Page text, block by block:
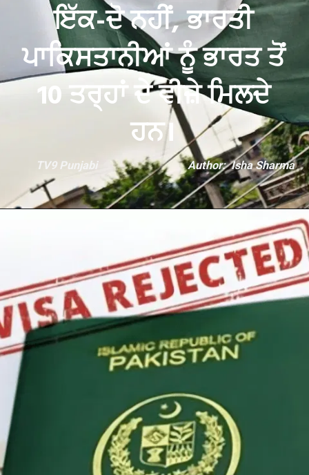
ਇੱਕ-ਦੋ ਨਹੀਂ, ਭਾਰਤੀ
ਪਾਕਿਸਤਾਨੀਆਂ ਨੂੰ ਭਾਰਤ ਤੋਂ
10 ਤਰ੍ਹਾਂ ਦੇ ਵੀਜ਼ੇ ਮਿਲਦੇ
ਹਨ।
TV9 Punjabi Author: Isha Sharma